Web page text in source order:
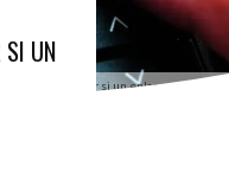
Cómo verificar si un enlace es seguro
SI UN